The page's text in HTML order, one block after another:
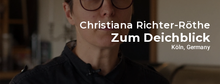
Christiana Richter-Röthe
Zum Deichblick
Köln, Germany